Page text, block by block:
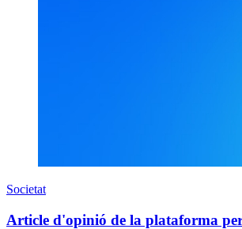
Societat
Article d'opinió de la plataforma